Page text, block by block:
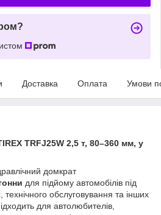
Доставка Оплата Умови
TRFJ25W 2,5 т, 80–360 мм, у
домкрат
для підйому автомобілів під
технічного обслуговування та інших
для автолюбителів,